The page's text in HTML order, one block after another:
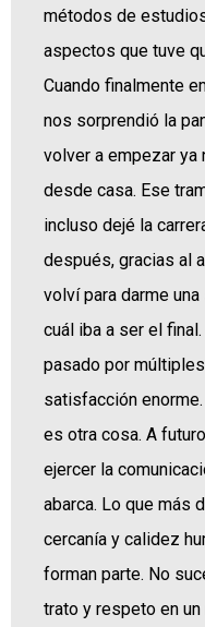
métodos de
aspectos que tuve
Cuando finalmente
nos sorprendió la
volver a empezar ya
desde casa. Ese
incluso dejé la
después, gracias al
volví para darme
cuál iba a ser el
pasado por
satisfacción
es otra cosa. A
ejercer la
abarca. Lo que más
cercanía y calidez
forman parte. No
trato y respeto en